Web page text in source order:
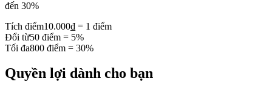
đến 30%
Tích điểm10.000₫ = 1 điểm
Đổi từ50 điểm = 5%
Tối đa800 điểm = 30%
Quyền lợi dành cho bạn